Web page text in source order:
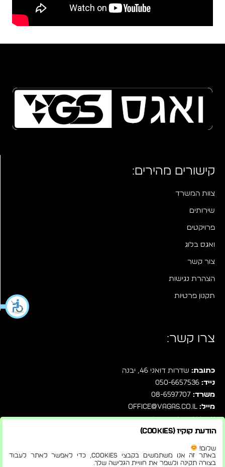
קישורים מהירים:
צוות המשרד
שירותים
פרויקטים
ואגס בלוג
צור קשר
הצהרת נגישות
תקנון פרטיות
צרו קשר:
כתובת: שדרות דואני 46, יבנה
נייד: 050-6657536
משרד: 08-6597707
מייל: office@vagas.co.il
עקבו אחרינו בפייסבוק
שלחו לנו הודעה ישירות בוואטסאפ
הודעת קוקיז (Cookies)
שלום!
באתר זה אנו משתמשים בקבצי Cookies, כדי לאפשר לאתר לעבוד
בצורה תקינה ולשפר את חוויית הגלישה שלך.